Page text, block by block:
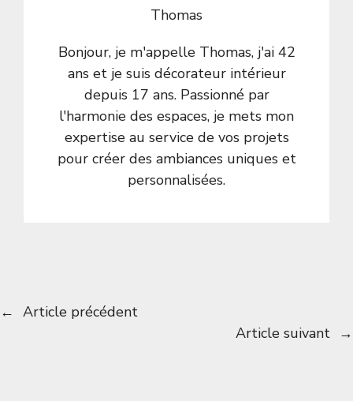
Thomas
Bonjour, je m'appelle Thomas, j'ai 42
ans et je suis décorateur intérieur
depuis 17 ans. Passionné par
l'harmonie des espaces, je mets mon
expertise au service de vos projets
pour créer des ambiances uniques et
personnalisées.
← Article précédent
Article suivant →